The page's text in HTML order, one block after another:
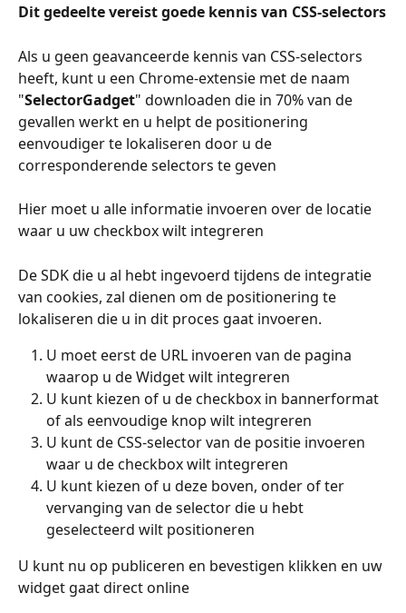
Dit gedeelte vereist goede kennis van CSS-selectors
Als u geen geavanceerde kennis van CSS-selectors
heeft, kunt u een Chrome-extensie met de naam
"SelectorGadget" downloaden die in 70% van de
gevallen werkt en u helpt de positionering
eenvoudiger te lokaliseren door u de
corresponderende selectors te geven
Hier moet u alle informatie invoeren over de locatie
waar u uw checkbox wilt integreren
De SDK die u al hebt ingevoerd tijdens de integratie
van cookies, zal dienen om de positionering te
lokaliseren die u in dit proces gaat invoeren.
U moet eerst de URL invoeren van de pagina
waarop u de Widget wilt integreren
U kunt kiezen of u de checkbox in bannerformat
of als eenvoudige knop wilt integreren
U kunt de CSS-selector van de positie invoeren
waar u de checkbox wilt integreren
U kunt kiezen of u deze boven, onder of ter
vervanging van de selector die u hebt
geselecteerd wilt positioneren
U kunt nu op publiceren en bevestigen klikken en uw
widget gaat direct online